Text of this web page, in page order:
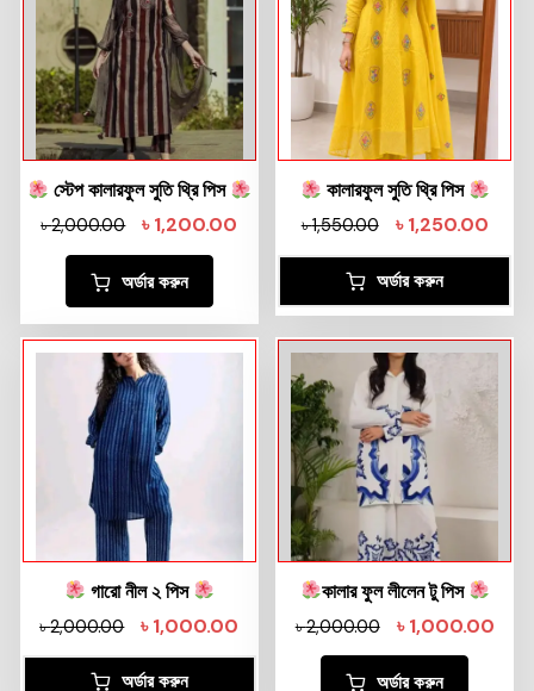
স্টেপ কালারফুল সুতি থ্রি পিস
৳2,000.00 ৳1,200.00
অর্ডার করুন
কালারফুল সুতি থ্রি পিস
৳1,550.00 ৳1,250.00
অর্ডার করুন
গারো নীল ২ পিস
৳2,000.00 ৳1,000.00
অর্ডার করুন
কালার ফুল লীলেন টু পিস
৳2,000.00 ৳1,000.00
অর্ডার করুন